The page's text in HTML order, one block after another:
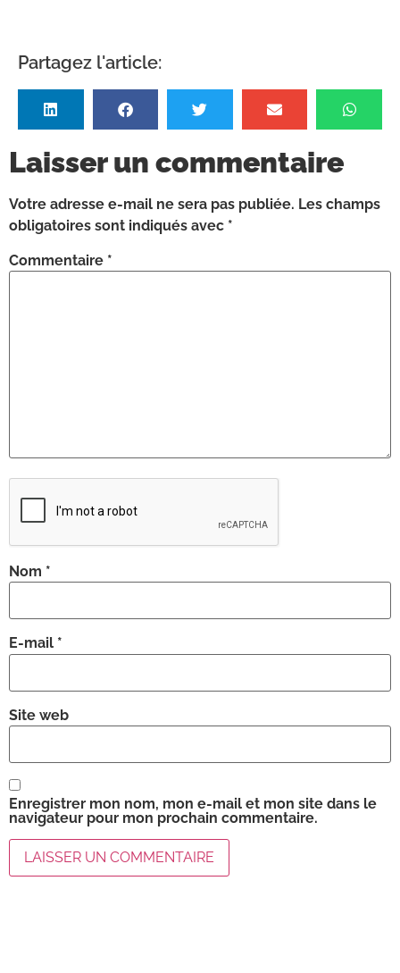
Partagez l'article:
Laisser un commentaire
Votre adresse e-mail ne sera pas publiée. Les champs
obligatoires sont indiqués avec *
Commentaire *
Nom *
E-mail *
Site web
Enregistrer mon nom, mon e-mail et mon site dans le
navigateur pour mon prochain commentaire.